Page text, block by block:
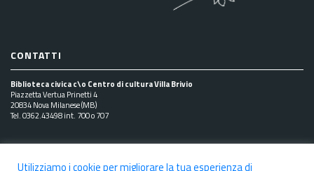
CONTATTI
Biblioteca civica c\o Centro di cultura Villa Brivio
Piazzetta Vertua Prinetti 4
20834 Nova Milanese (MB)
Tel. 0362.43498 int. 700 o 707
Utilizziamo i cookie per migliorare la tua esperienza di